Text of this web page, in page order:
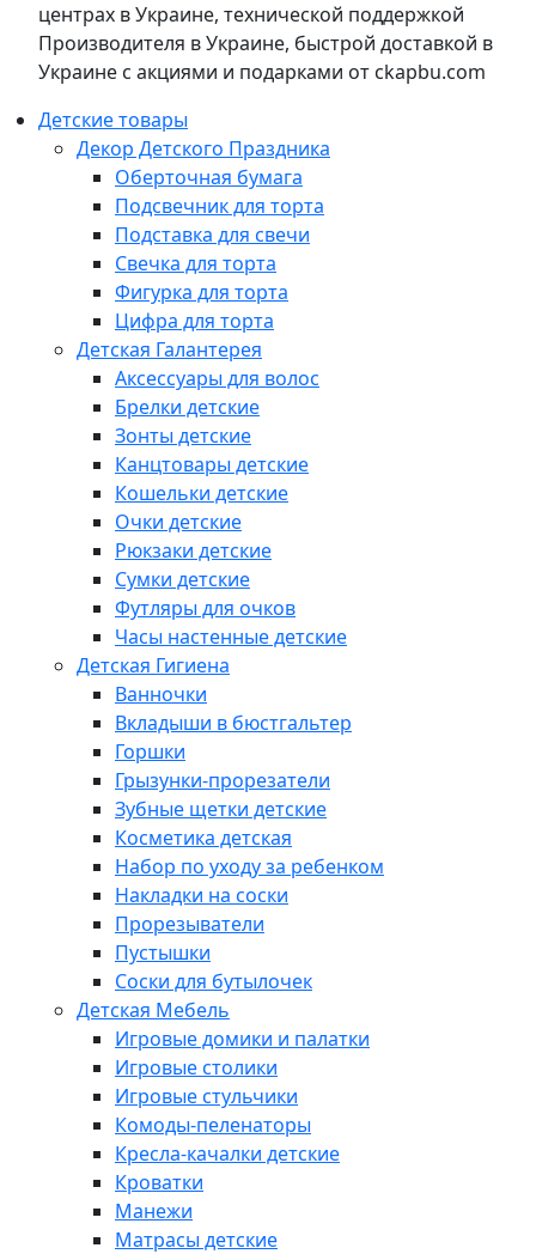
центрах в Украине, технической поддержкой
Производителя в Украине, быстрой доставкой в
Украине с акциями и подарками от ckapbu.com
Детские товары
Декор Детского Праздника
Оберточная бумага
Подсвечник для торта
Подставка для свечи
Свечка для торта
Фигурка для торта
Цифра для торта
Детская Галантерея
Аксессуары для волос
Брелки детские
Зонты детские
Канцтовары детские
Кошельки детские
Очки детские
Рюкзаки детские
Сумки детские
Футляры для очков
Часы настенные детские
Детская Гигиена
Ванночки
Вкладыши в бюстгальтер
Горшки
Грызунки-прорезатели
Зубные щетки детские
Косметика детская
Набор по уходу за ребенком
Накладки на соски
Прорезыватели
Пустышки
Соски для бутылочек
Детская Мебель
Игровые домики и палатки
Игровые столики
Игровые стульчики
Комоды-пеленаторы
Кресла-качалки детские
Кроватки
Манежи
Матрасы детские